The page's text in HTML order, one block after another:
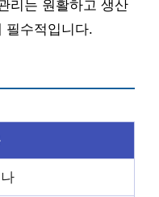
리는 원활하고 생산
필수적입니다.